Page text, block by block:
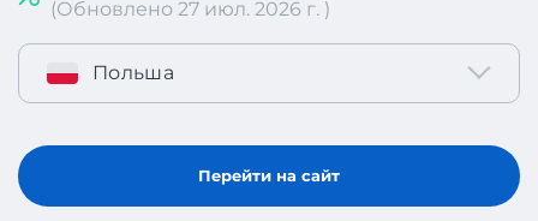
(Обновлено 27 июл. 2026 г. )
Польша
Перейти на сайт